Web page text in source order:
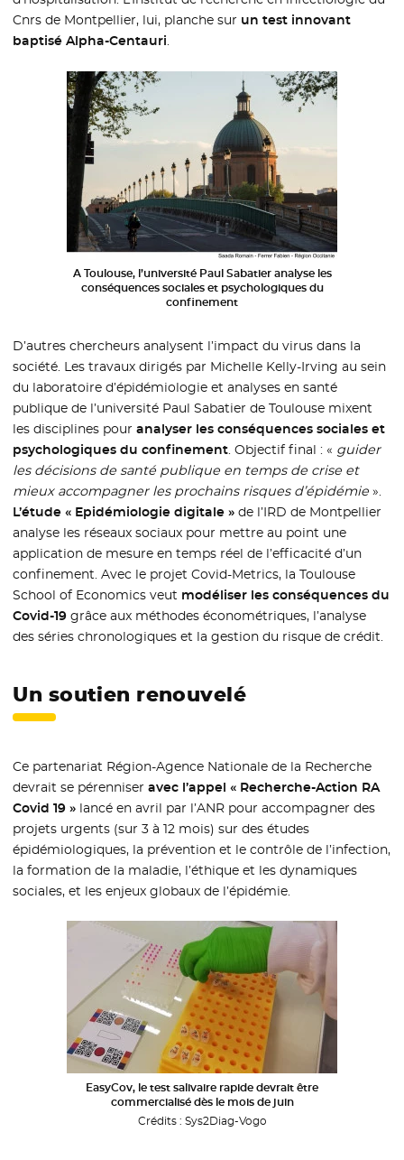
Cnrs de Montpellier, lui, planche sur un test innovant
baptisé Alpha-Centauri.
A Toulouse, l’université Paul Sabatier analyse les
conséquences sociales et psychologiques du
confinement
D’autres chercheurs analysent l’impact du virus dans la
société. Les travaux dirigés par Michelle Kelly-Irving au sein
du laboratoire d’épidémiologie et analyses en santé
publique de l’université Paul Sabatier de Toulouse mixent
les disciplines pouranalyser les conséquences sociales et
psychologiques du confinement. Objectif final : « guider
les décisions de santé publique en temps de crise et
mieux accompagner les prochains risques d’épidémie ».
L’étude « Epidémiologie digitale » de l’IRD de Montpellier
analyse les réseaux sociaux pour mettre au point une
application de mesure en temps réel de l’efficacité d’un
confinement. Avec le projet Covid-Metrics, la Toulouse
School of Economics veut modéliser les conséquences du
Covid-19 grâce aux méthodes économétriques, l’analyse
des séries chronologiques et la gestion du risque de crédit.
Un soutien renouvelé
Ce partenariat Région-Agence Nationale de la Recherche
devrait se pérenniseravec l’appel « Recherche-Action RA
Covid 19 » lancé en avril par l’ANR pour accompagner des
projets urgents (sur 3 à 12 mois) sur des études
épidémiologiques, la prévention et le contrôle de l’infection,
la formation de la maladie, l’éthique et les dynamiques
sociales, et les enjeux globaux de l’épidémie.
EasyCov, le test salivaire rapide devrait être
commercialisé dès le mois de juin
Crédits : Sys2Diag-Vogo